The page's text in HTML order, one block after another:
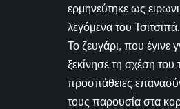
ερμηνεύτηκε ως
λεγόμενα του Τσιτσιπά.
Το ζευγάρι, που
ξεκίνησε τη σχέση
προσπάθειες
τους παρουσία στα